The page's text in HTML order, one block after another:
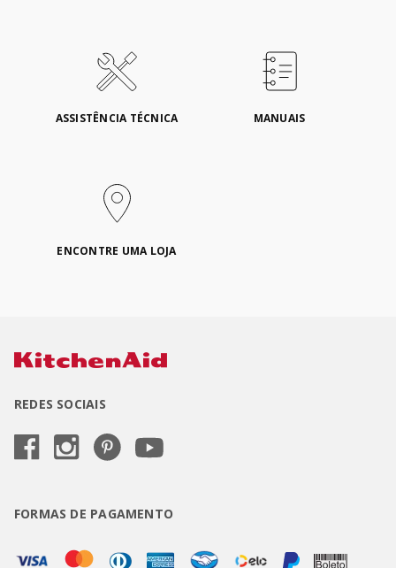
ASSISTÊNCIA TÉCNICA MANUAIS
ENCONTRE UMA LOJA
REDES SOCIAIS
FORMAS DE PAGAMENTO